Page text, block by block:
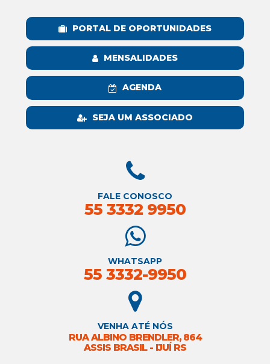
PORTAL DE OPORTUNIDADES
MENSALIDADES
AGENDA
SEJA UM ASSOCIADO
FALE CONOSCO
55 3332 9950
WHATSAPP
55 3332-9950
VENHA ATÉ NÓS
RUA ALBINO BRENDLER, 864
ASSIS BRASIL - IJUÍ RS